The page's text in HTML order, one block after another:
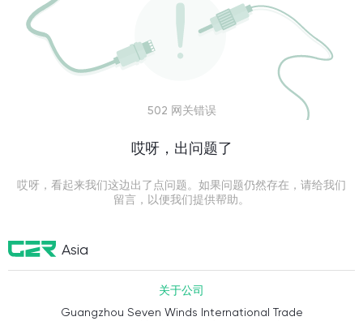
502 网关错误
哎呀，出问题了
哎呀，看起来我们这边出了点问题。如果问题仍然存在，请给我们
留言，以便我们提供帮助。
Asia
关于公司
Guangzhou Seven Winds International Trade